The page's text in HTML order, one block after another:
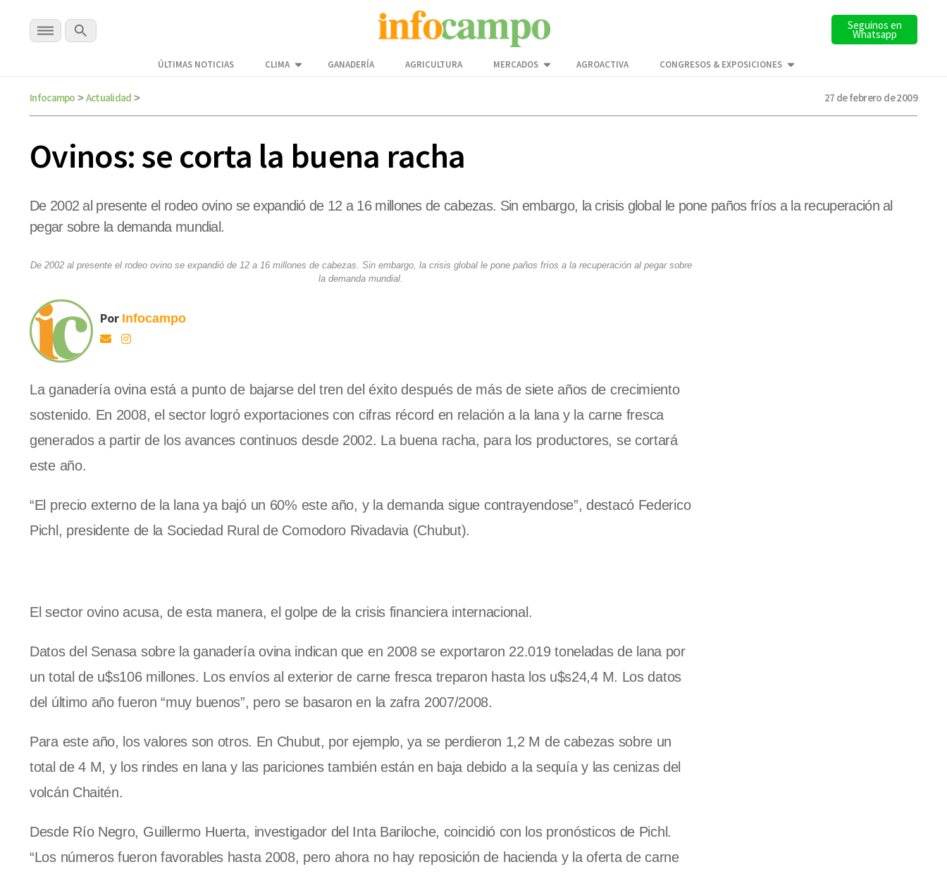
Seguinos en
Whatsapp
ÚLTIMAS NOTICIAS CLIMA GANADERÍA AGRICULTURA MERCADOS AGROACTIVA CONGRESOS & EXPOSICIONES
Infocampo > Actualidad > 27 de febrero de 2009
Ovinos: se corta la buena racha
De 2002 al presente el rodeo ovino se expandió de 12 a 16 millones de cabezas. Sin embargo, la crisis global le pone paños fríos a la recuperación al
pegar sobre la demanda mundial.
De 2002 al presente el rodeo ovino se expandió de 12 a 16 millones de cabezas. Sin embargo, la crisis global le pone paños fríos a la recuperación al pegar sobre
la demanda mundial.
Por Infocampo
La ganadería ovina está a punto de bajarse del tren del éxito después de más de siete años de crecimiento
sostenido. En 2008, el sector logró exportaciones con cifras récord en relación a la lana y la carne fresca
generados a partir de los avances continuos desde 2002. La buena racha, para los productores, se cortará
este año.
“El precio externo de la lana ya bajó un 60% este año, y la demanda sigue contrayendose”, destacó Federico
Pichl, presidente de la Sociedad Rural de Comodoro Rivadavia (Chubut).
El sector ovino acusa, de esta manera, el golpe de la crisis financiera internacional.
Datos del Senasa sobre la ganadería ovina indican que en 2008 se exportaron 22.019 toneladas de lana por
un total de u$s106 millones. Los envíos al exterior de carne fresca treparon hasta los u$s24,4 M. Los datos
del último año fueron “muy buenos”, pero se basaron en la zafra 2007/2008.
Para este año, los valores son otros. En Chubut, por ejemplo, ya se perdieron 1,2 M de cabezas sobre un
total de 4 M, y los rindes en lana y las pariciones también están en baja debido a la sequía y las cenizas del
volcán Chaitén.
Desde Río Negro, Guillermo Huerta, investigador del Inta Bariloche, coincidió con los pronósticos de Pichl.
“Los números fueron favorables hasta 2008, pero ahora no hay reposición de hacienda y la oferta de carne